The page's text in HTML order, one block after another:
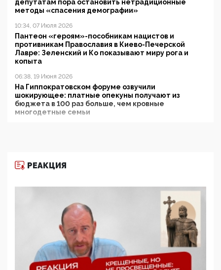
депутатам пора остановить нетрадиционные
методы «спасения демографии»
10:34, 07 Июля 2026
Пантеон «героям»-пособникам нацистов и
противникам Православия в Киево-Печерской
Лавре: Зеленский и Ко показывают миру рога и
копыта
06:38, 19 Июня 2026
На Гиппократовском форуме озвучили
шокирующее: платные опекуны получают из
бюджета в 100 раз больше, чем кровные
многодетные семьи
11:53, 09 Июня 2026
деятельность ИИТО ЮНЕСКО в России, но
цифроглобалисты продолжают определять
повестку в образовании
09:43, 01 Июня 2026
5G за счет здоровья граждан: Минцифры намерено
отобрать у регионов и муниципалитетов право
защищать жилые дома и социальные объекты от
РЕАКЦИЯ